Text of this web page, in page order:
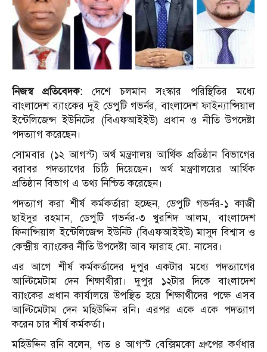
নিজস্ব প্রতিবেদক: দেশে চলমান সংস্কার পরিস্থিতির মধ্যে
বাংলাদেশ ব্যাংকের দুই ডেপু‌টি গভর্নর, বাংলাদেশ ফাইন্যান্সিয়াল
ইন্টেলিজেন্স ইউনিটের (বিএফআইইউ) প্রধান ও নীতি উপদেষ্টা
পদত্যাগ ক‌রে‌ছেন।
সোমবার (১২ আগস্ট) অর্থ মন্ত্রণালয় আর্থিক প্রতিষ্ঠান বিভাগের
বরাবর পদত্যাগের চি‌ঠি দি‌য়ে‌ছেন। অর্থ মন্ত্রণালয়ের আর্থিক
প্রতিষ্ঠান বিভাগ এ তথ্য নি‌শ্চিত ক‌রে‌ছেন।
পদত্যাগ করা শীর্ষ কর্মকর্তারা হচ্ছেন, ডেপুটি গভর্নর-১ কাজী
ছাইদুর রহমান, ডেপুটি গভর্নর-৩ খুরশিদ আলম, বাংলাদেশ
ফিনান্সিয়াল ইন্টেলিজেন্স ইউনিট (বিএফআইইউ) মাসুদ বিশ্বাস ও
কেন্দ্রীয় ব্যাংকের নীতি উপদেষ্টা আব ফারাহ মো. নাসের।
এর আগে শীর্ষ কর্মকর্তাদের দুপুর একটার মধ্যে পদত্যাগের
আল্টিমেটাম দেন শিক্ষার্থীরা। দুপুর ১২টার দিকে বাংলাদেশ
ব্যাংকের প্রধান কার্যালয়ে উপস্থিত হয়ে শিক্ষার্থীদের পক্ষে এসব
আল্টিমেটাম দেন মহিউদ্দিন রনি। এরপর একে একে পদত্যাগ
ক‌রেন চার শীর্ষ কর্মকর্তা।
মহিউদ্দিন রনি বলেন, গত ৪ আগস্ট বেক্সিমকো গ্রুপের কর্ণধার